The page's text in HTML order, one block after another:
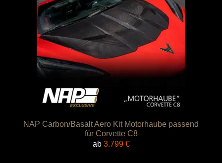
NAP Carbon/Basalt Aero Kit Motorhaube passend
für Corvette C8
ab 3.799 €